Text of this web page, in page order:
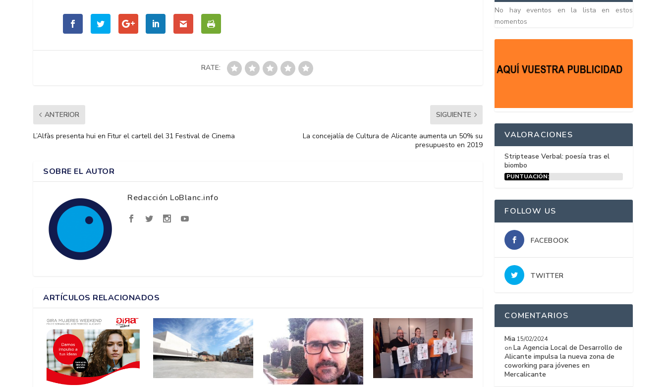
RATE:
ANTERIOR
L’Alfàs presenta hui en Fitur el cartell del 31 Festival de Cinema
SIGUIENTE
La concejalía de Cultura de Alicante aumenta un 50% su
presupuesto en 2019
SOBRE EL AUTOR
Redacción LoBlanc.info
ARTÍCULOS RELACIONADOS
No hay eventos en la lista en estos
momentos
VALORACIONES
Striptease Verbal: poesía tras el
biombo
PUNTUACIÓN:
FOLLOW US
FACEBOOK
TWITTER
COMENTARIOS
Mia 15/02/2024
on La Agencia Local de Desarrollo de
Alicante impulsa la nueva zona de
coworking para jóvenes en
Mercalicante